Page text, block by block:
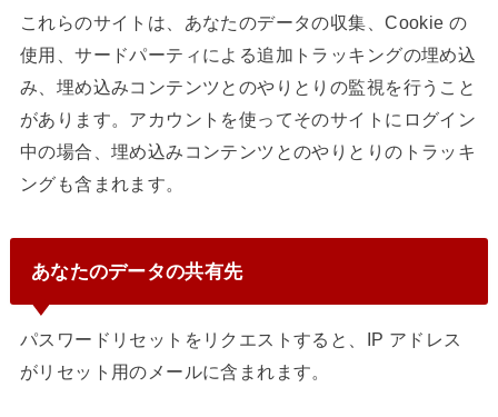
これらのサイトは、あなたのデータの収集、Cookie の
使用、サードパーティによる追加トラッキングの埋め込
み、埋め込みコンテンツとのやりとりの監視を行うこと
があります。アカウントを使ってそのサイトにログイン
中の場合、埋め込みコンテンツとのやりとりのトラッキ
ングも含まれます。
あなたのデータの共有先
パスワードリセットをリクエストすると、IP アドレス
がリセット用のメールに含まれます。